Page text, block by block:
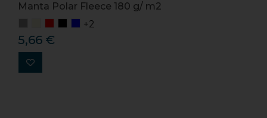
Manta Polar Fleece 180 g/ m2
+2
5,66 €